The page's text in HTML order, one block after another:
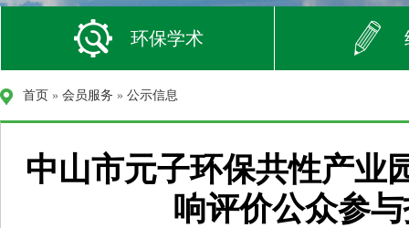
环保学术
首页 » 会员服务 » 公示信息
中山市元子环保共性产业
响评价公众参